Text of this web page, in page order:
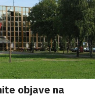
objave na